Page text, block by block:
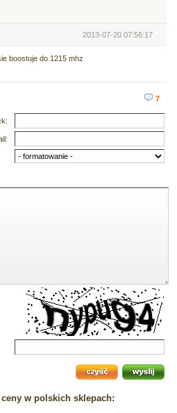
2013-07-20 07:56:17
boostuje do 1215 mhz
7
w polskich sklepach: